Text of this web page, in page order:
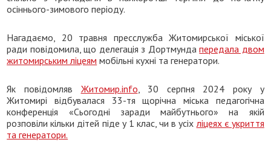
осіннього-зимового періоду.
Нагадаємо, 20 травня пресслужба Житомирської міської
ради повідомила, що делегація з Дортмундапередала двом
житомирським ліцеям мобільні кухні та генератори.
Як повідомляв Житомир.info , 30 серпня 2024 року у
Житомирі відбувалася 33-тя щорічна міська педагогічна
конференція «Сьогодні заради майбутнього» на якій
розповіли кільки дітей піде у 1 клас, чи в усіх ліцеях є укриття
та генератори.